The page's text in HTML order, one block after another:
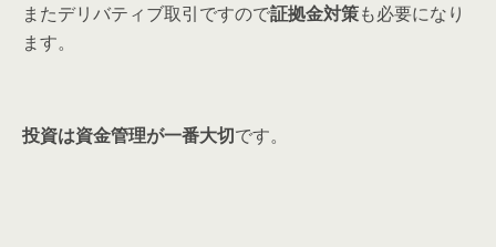
またデリバティブ取引ですので証拠金対策も必要になり
ます。
投資は資金管理が一番大切です。